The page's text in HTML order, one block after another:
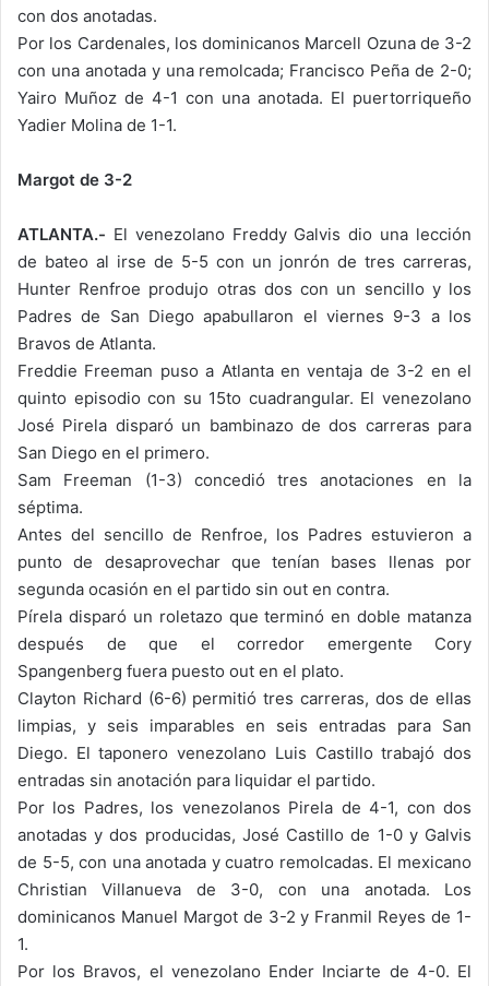
con dos anotadas.
Por los Cardenales, los dominicanos Marcell Ozuna de 3-2
con una anotada y una remolcada; Francisco Peña de 2-0;
Yairo Muñoz de 4-1 con una anotada. El puertorriqueño
Yadier Molina de 1-1.
Margot de 3-2
ATLANTA.- El venezolano Freddy Galvis dio una lección
de bateo al irse de 5-5 con un jonrón de tres carreras,
Hunter Renfroe produjo otras dos con un sencillo y los
Padres de San Diego apabullaron el viernes 9-3 a los
Bravos de Atlanta.
Freddie Freeman puso a Atlanta en ventaja de 3-2 en el
quinto episodio con su 15to cuadrangular. El venezolano
José Pirela disparó un bambinazo de dos carreras para
San Diego en el primero.
Sam Freeman (1-3) concedió tres anotaciones en la
séptima.
Antes del sencillo de Renfroe, los Padres estuvieron a
punto de desaprovechar que tenían bases llenas por
segunda ocasión en el partido sin out en contra.
Pírela disparó un roletazo que terminó en doble matanza
después de que el corredor emergente Cory
Spangenberg fuera puesto out en el plato.
Clayton Richard (6-6) permitió tres carreras, dos de ellas
limpias, y seis imparables en seis entradas para San
Diego. El taponero venezolano Luis Castillo trabajó dos
entradas sin anotación para liquidar el partido.
Por los Padres, los venezolanos Pirela de 4-1, con dos
anotadas y dos producidas, José Castillo de 1-0 y Galvis
de 5-5, con una anotada y cuatro remolcadas. El mexicano
Christian Villanueva de 3-0, con una anotada. Los
dominicanos Manuel Margot de 3-2 y Franmil Reyes de 1-
1.
Por los Bravos, el venezolano Ender Inciarte de 4-0. El